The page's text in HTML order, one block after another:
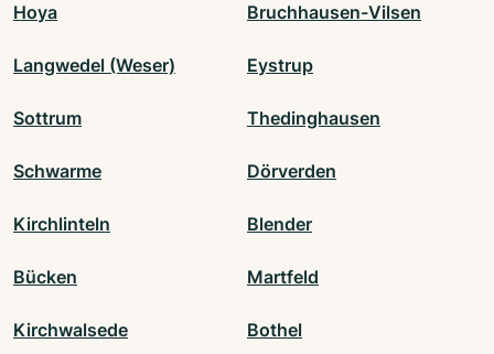
Hoya Bruchhausen-Vilsen
Langwedel (Weser) Eystrup
Sottrum Thedinghausen
Schwarme Dörverden
Kirchlinteln Blender
Bücken Martfeld
Kirchwalsede Bothel